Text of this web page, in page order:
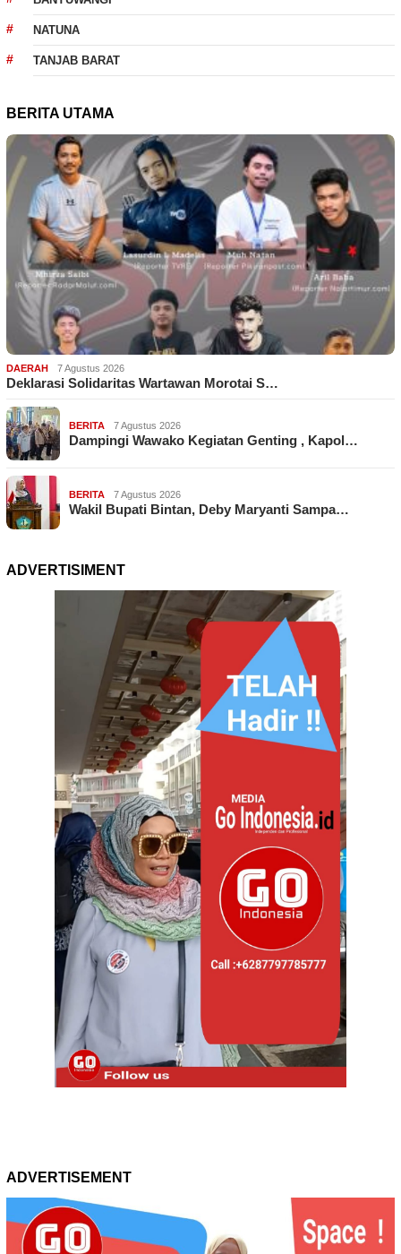
NATUNA
TANJAB BARAT
BERITA UTAMA
DAERAH 7 Agustus 2026
Deklarasi Solidaritas Wartawan Morotai S…
BERITA 7 Agustus 2026
Dampingi Wawako Kegiatan Genting , Kapol…
BERITA 7 Agustus 2026
Wakil Bupati Bintan, Deby Maryanti Sampa…
ADVERTISIMENT
ADVERTISEMENT